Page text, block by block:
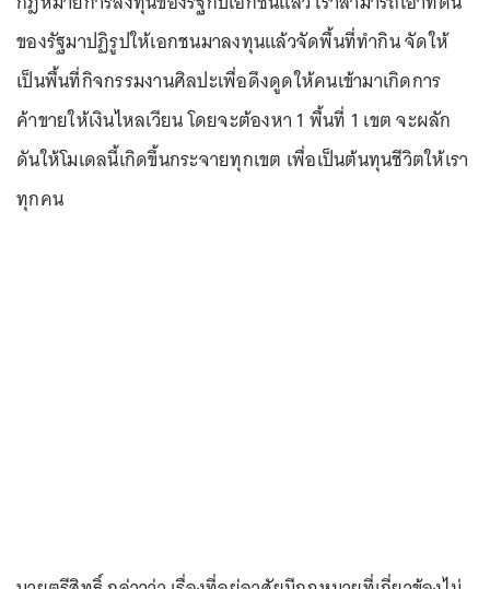
ของรัฐมาปฏิรูปให้เอกชนมาลงทุนแล้วจัดพื้นที่ทำกิน จัดให้
เป็นพื้นที่กิจกรรมงานศิลปะเพื่อดึงดูดให้คนเข้ามาเกิดการ
ค้าขายให้เงินไหลเวียน โดยจะต้องหา 1 พื้นที่ 1 เขต จะผลัก
ดันให้โมเดลนี้เกิดขึ้นกระจายทุกเขต เพื่อเป็นต้นทุนชีวิตให้เรา
ทุกคน